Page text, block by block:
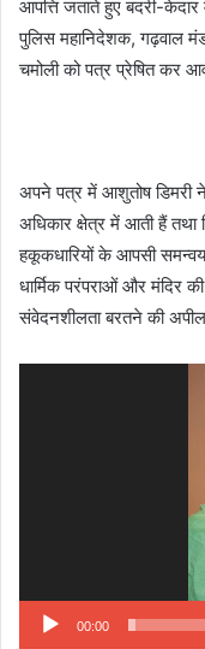
आपत्ति जताते हुए बदरी-केदार
पुलिस महानिदेशक, गढ़वाल
चमोली को पत्र प्रेषित कर
अपने पत्र में आशुतोष डिमरी ने
अधिकार क्षेत्र में आती हैं तथा
हकूकधारियों के आपसी
धार्मिक परंपराओं और मंदिर
संवेदनशीलता बरतने की
00:00